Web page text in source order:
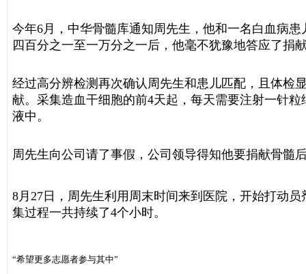
今年6月，中华骨髓库通知周先生，他和一名白血病
四百分之一至一万分之一后，他毫不犹豫地答应了捐
经过高分辨检测再次确认周先生和患儿匹配，且体检
献。采集造血干细胞的前4天起，每天需要注射一针
液中。
周先生向公司请了事假，公司领导得知他要捐献骨髓
8月27日，周先生利用周末时间来到医院，开始打动
集过程一共持续了4个小时。
“希望更多志愿者参与其中”